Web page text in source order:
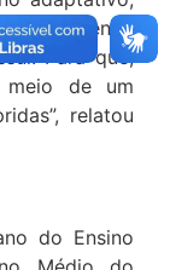
aprende
Para que,
de um
relatou
do Ensino